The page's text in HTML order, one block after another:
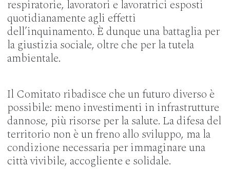
respiratorie, lavoratori e lavoratrici esposti
quotidianamente agli effetti
dell’inquinamento. È dunque una battaglia per
la giustizia sociale, oltre che per la tutela
ambientale.
Il Comitato ribadisce che un futuro diverso è
possibile: meno investimenti in infrastrutture
dannose, più risorse per la salute. La difesa del
territorio non è un freno allo sviluppo, ma la
condizione necessaria per immaginare una
città vivibile, accogliente e solidale.